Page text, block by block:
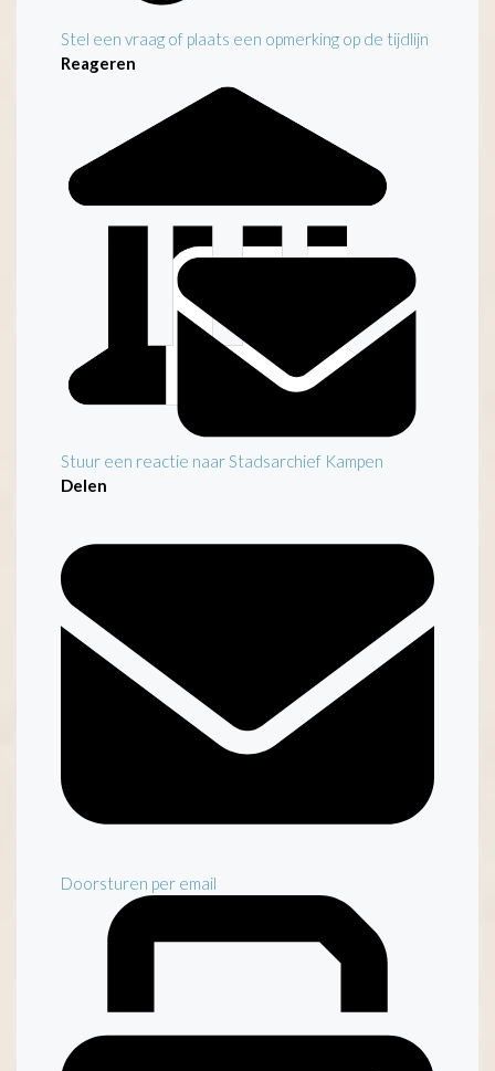
Stel een vraag of plaats een opmerking op de tijdlijn
Reageren
Stuur een reactie naar Stadsarchief Kampen
Delen
Doorsturen per email